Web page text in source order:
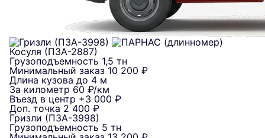
Косуля (ПЗА-2887)
Грузоподъемность 1,5 тн
Минимальный заказ 10 200 ₽
Длина кузова до 4 м
За километр 60 ₽/км
Въезд в центр +3 000 ₽
Доп. точка 2 400 ₽
Гризли (ПЗА-3998)
Грузоподъемность 5 тн